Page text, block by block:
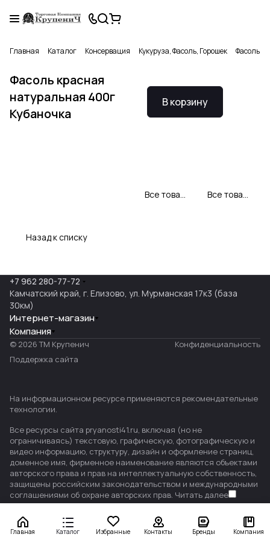
Главная Каталог Консервация Кукуруза, Фасоль, Горошек Фасоль
Фасоль красная
натуральная 400г
Кубаночка
В корзину
Все товары Кубаночка Все товары категории
Назад к списку
Главная Каталог Избранные Контакты Бренды Компания
+7 962 280-77-72
Камчатский край, г. Елизово, ул. Мурманская 17к3 (база
30км)
Интернет-магазин
Компания
© 2026 ТМ Крупенич
Конфиденциальность
Поддержка сайта
На информационном ресурсе применяются рекомендательные
технологии.
Все ресурсы сайта pryanosti41.ru, включая (но не
ограничиваясь) текстовую, графическую, фотографическую и
видео информацию, структуру, дизайн и оформление страниц,
доменное имя, фирменное наименование являются объектами
авторского права и прав на интеллектуальную собственность,
защищены российским законодательством и международными
соглашениями об охране авторских прав. Читать далее